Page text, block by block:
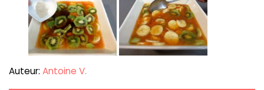
Auteur: Antoine V.